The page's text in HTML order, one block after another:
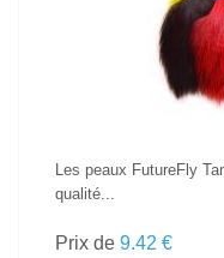
Les peaux FutureFly
qualité...
Prix de 9.42 €